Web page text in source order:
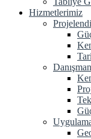
Hizmetlerimiz